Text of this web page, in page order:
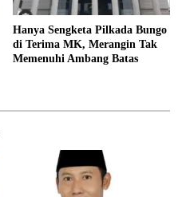
Hanya Sengketa Pilkada Bungo
di Terima MK, Merangin Tak
Memenuhi Ambang Batas